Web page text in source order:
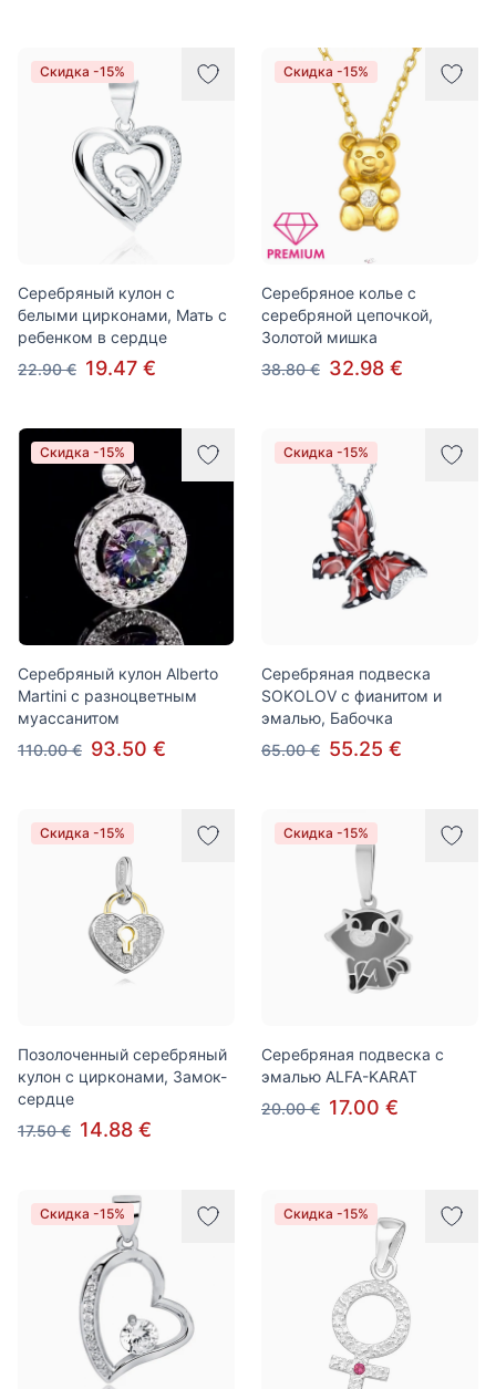
Скидка -15%
Серебряный кулон с
белыми цирконами, Мать с
ребенком в сердце
22.90 € 19.47 €
Скидка -15%
Серебряное колье с
серебряной цепочкой,
Золотой мишка
38.80 € 32.98 €
Скидка -15%
Серебряный кулон Alberto
Martini с разноцветным
муассанитом
110.00 € 93.50 €
Скидка -15%
Серебряная подвеска
SOKOLOV с фианитом и
эмалью, Бабочка
65.00 € 55.25 €
Скидка -15%
Позолоченный серебряный
кулон с цирконами, Замок-
сердце
17.50 € 14.88 €
Скидка -15%
Серебряная подвеска с
эмалью ALFA-KARAT
20.00 € 17.00 €
Скидка -15% Скидка -15%